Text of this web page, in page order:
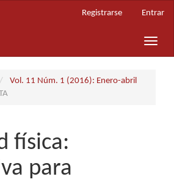
Registrarse Entrar
Toggle
Vol. 11 Núm. 1 (2016): Enero-abril
física:
para